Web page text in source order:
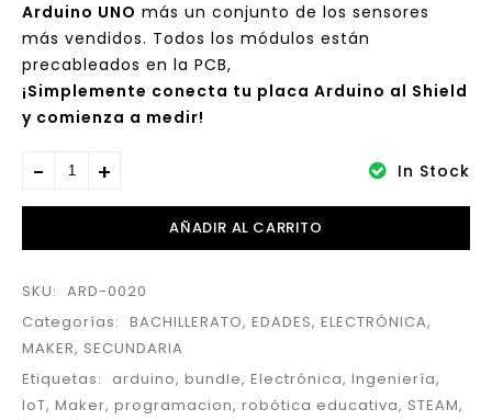
Arduino UNO más un conjunto de los sensores
más vendidos. Todos los módulos están
precableados en la PCB,
¡Simplemente conecta tu placa Arduino al Shield
y comienza a medir!
In Stock
AÑADIR AL CARRITO
SKU: ARD-0020
Categorías: BACHILLERATO, EDADES, ELECTRÓNICA,
MAKER, SECUNDARIA
Etiquetas:
arduino, bundle, Electrónica, Ingeniería,
IoT, Maker, programacion, robótica educativa, STEAM,